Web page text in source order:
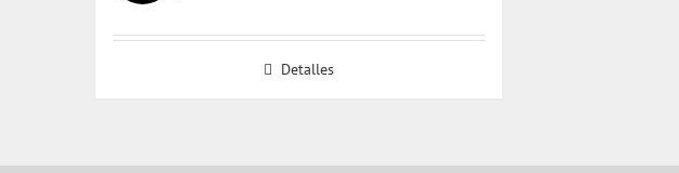
original actual
Detalles